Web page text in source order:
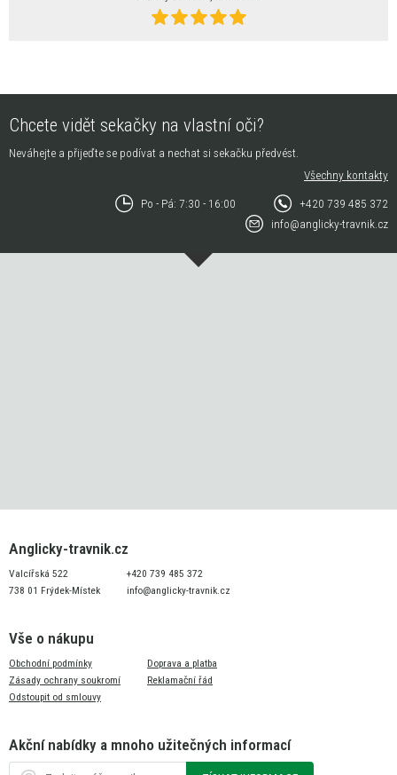
Chcete vidět sekačky na vlastní oči?
Neváhejte a přijeďte se podívat a nechat si sekačku předvést.
Všechny kontakty
Po - Pá: 7:30 - 16:00
+420 739 485 372
info@anglicky-travnik.cz
Anglicky-travnik.cz
Valcířská 522
738 01 Frýdek-Místek
+420 739 485 372
info@anglicky-travnik.cz
Vše o nákupu
Obchodní podmínky
Zásady ochrany soukromí
Odstoupit od smlouvy
Doprava a platba
Reklamační řád
Akční nabídky a mnoho užitečných informací